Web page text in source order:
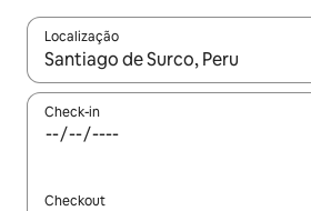
Localização
Quando os resultados estiverem
Check-in
Checkout